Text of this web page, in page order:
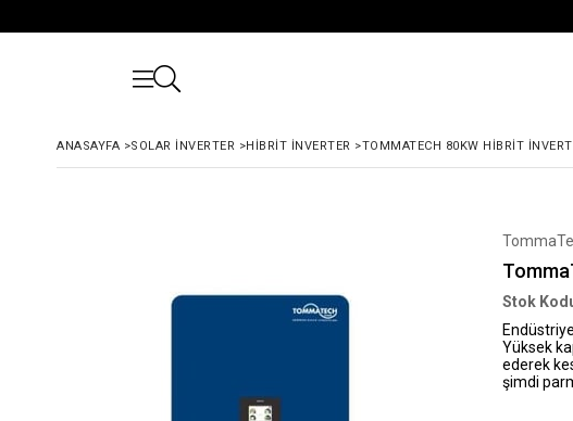
ANASAYFA >SOLAR İNVERTER >HIBRIT İNVERTER >TOMMATECH 80KW HIBRIT
Yüksek
ederek
şimdi